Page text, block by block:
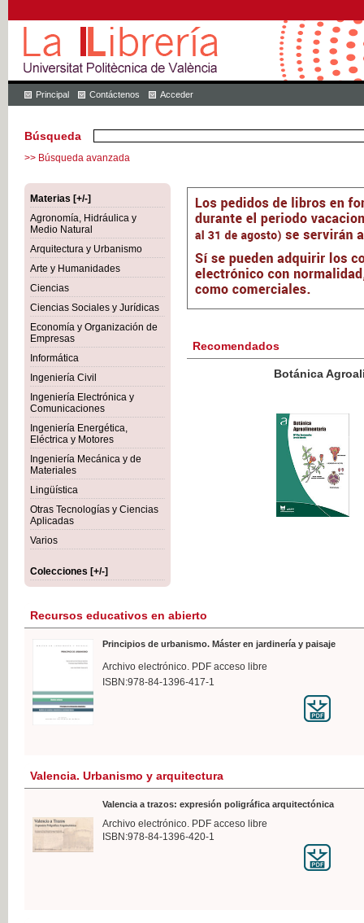
Principal Contáctenos Acceder
Búsqueda
>> Búsqueda avanzada
Materias [+/-]
Agronomía, Hidráulica y
Medio Natural
Arquitectura y Urbanismo
Arte y Humanidades
Ciencias
Ciencias Sociales y Jurídicas
Economía y Organización de
Empresas
Informática
Ingeniería Civil
Ingeniería Electrónica y
Comunicaciones
Ingeniería Energética,
Eléctrica y Motores
Ingeniería Mecánica y de
Materiales
Lingüística
Otras Tecnologías y Ciencias
Aplicadas
Varios
Colecciones [+/-]
Recomendados
Botánica Agroalimentaria
IVA
Recursos educativos en abierto
Principios de urbanismo. Máster en jardinería y paisaje
Archivo electrónico. PDF acceso libre
ISBN:978-84-1396-417-1
Valencia. Urbanismo y arquitectura
Valencia a trazos: expresión poligráfica arquitectónica
Archivo electrónico. PDF acceso libre
ISBN:978-84-1396-420-1